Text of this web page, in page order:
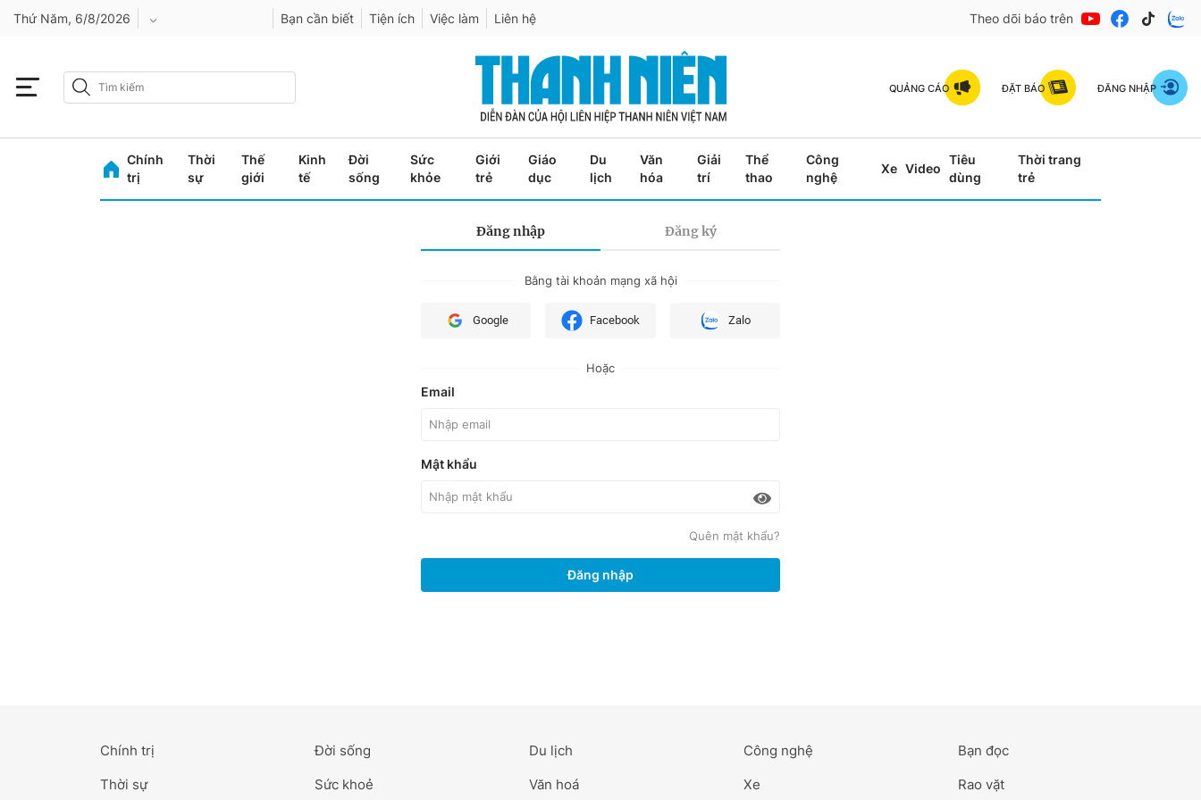
Thứ Năm, 6/8/2026
Bình Phước
Bạn cần biết Tiện ích Việc làm Liên hệ Theo dõi báo trên
QUẢNG CÁO ĐẶT BÁO ĐĂNG NHẬP
Chính
trị
Thời
sự
Thế
giới
Kinh
tế
Đời
sống
Sức
khỏe
Giới
trẻ
Giáo
dục
Du
lịch
Văn
hóa
Giải
trí
Thể
thao
Công
nghệ
Xe Video
Tiêu
dùng
Thời trang
trẻ
Đăng nhập Đăng ký
Bằng tài khoản mạng xã hội
Google Facebook Zalo
Hoặc
Email
Mật khẩu
Quên mật khẩu?
Đăng nhập
Chính trị
Thời sự
Đời sống
Sức khoẻ
Du lịch
Văn hoá
Công nghệ
Xe
Bạn đọc
Rao vặt